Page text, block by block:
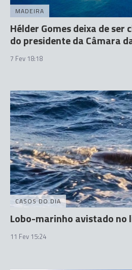
MADEIRA
Hélder Gomes deixa de ser
do presidente da Câmara
7 Fev 18:18
CASOS DO DIA
Lobo-marinho avistado no
11 Fev 15:24